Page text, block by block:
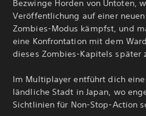
Bezwinge Horden von Untoten,
Veröffentlichung auf einer
Zombies-Modus kämpfst, und
eine Konfrontation mit dem
dieses Zombies-Kapitels später
Im Multiplayer entführt dich
ländliche Stadt in Japan, wo
Sichtlinien für Non-Stop-Action